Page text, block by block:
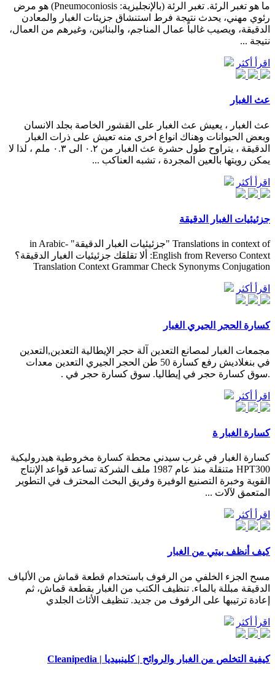
ما هو تغبر الرئة. تغبر الرئة (بالإنجليزية: Pneumoconiosis) هو مرض
رئوي مهني، يحدث نتيجة فرط استنشاق جزيئات الغبار والمعادن
الدقيقة، ويصيب غالباً عمال المناجم، والبنائين، وغيرهم من العمال،
نتيجة ...
اقرأ أكثر
عث الغبار
عث الغبار ، يعيش عث الغبار على القشور الخاصة بجلد الانسان
وبعض الحيوانات وهناك انواع اخرى منه تعيش على ذرات الغبار
الدقيقة ، يتراوح طول حشرة عث الغبار من ٠.٢ الى ٠.٣ ملم ، لذا لا
يمكن رويتها بالعين المجردة ، تشبه العناكب ...
اقرأ أكثر
جزئيئيات الغبار الدقيقة
Translations in context of "جزئيئيات الغبار الدقيقة" in Arabic-
English from Reverso Context: ألا تقلقك جزئيئيات الغبار الدقيقة؟
Translation Context Grammar Check Synonyms Conjugation
اقرأ أكثر
كسارة الحجر الجيري الغبار
مجمعات الغبار لمصانع التعدين آلة حجر الإيطالية التعدين,التعدين
في بنغلاديش رفع كسارة 50 طن الحجر الجيري التعدين معدات
.سوق كسارة حجر في إيطاليا. سوق كسارة حجر في .
اقرأ أكثر
كسارة الغبار ة
كسارة الغبار في غرب سيدني محطة كسارة مخروطية هيدروليكية
HPT300 متنقلة منذ عام 1987 ملف الشركة تساعد قواعد الإنتاج
القوية وخبرة التصنيع الوفيرة وفريق البحث المحترف في التطوير
المتعمق لآلات ...
اقرأ أكثر
كيف أنظف بيتي من الغبار
مسح الجزء الخلفي من الرفوف باستخدام قطعة قماش من الألياف
الدقيقة مبللة بالماء. تنظيف الكتب من الغبار بقطعة قماش، ثم
إعادة ترتيبها على الرفوف من جديد. تنظيف الأثاث الجلدي
اقرأ أكثر
كيفية التخلص من الغبار والروائح | كلينبيديا | Cleanipedia